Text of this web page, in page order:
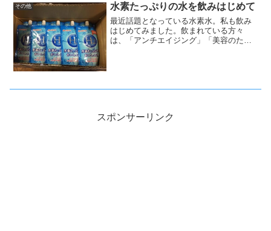
その他 水素たっぷりの水を飲みはじめて
最近話題となっている水素水。私も飲み
はじめてみました。飲まれている方々
は、「アンチエイジング」「美容のた
スポンサーリンク